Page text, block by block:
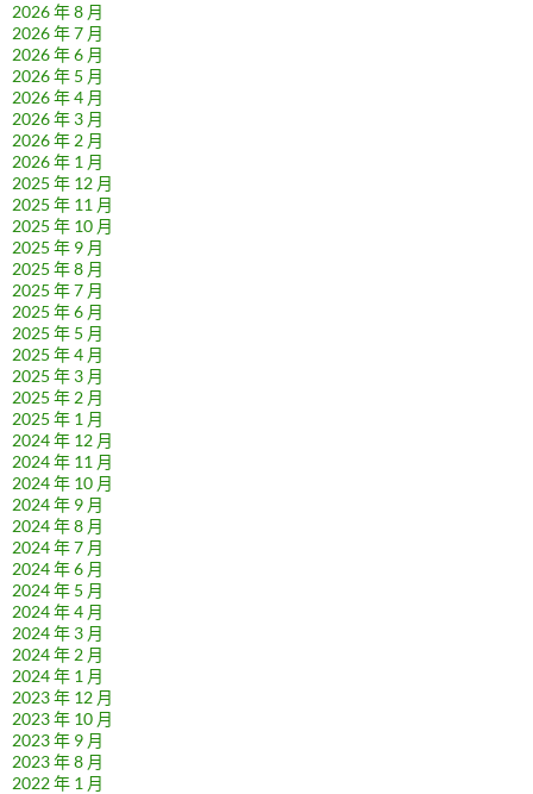
2026 年 8 月
2026 年 7 月
2026 年 6 月
2026 年 5 月
2026 年 4 月
2026 年 3 月
2026 年 2 月
2026 年 1 月
2025 年 12 月
2025 年 11 月
2025 年 10 月
2025 年 9 月
2025 年 8 月
2025 年 7 月
2025 年 6 月
2025 年 5 月
2025 年 4 月
2025 年 3 月
2025 年 2 月
2025 年 1 月
2024 年 12 月
2024 年 11 月
2024 年 10 月
2024 年 9 月
2024 年 8 月
2024 年 7 月
2024 年 6 月
2024 年 5 月
2024 年 4 月
2024 年 3 月
2024 年 2 月
2024 年 1 月
2023 年 12 月
2023 年 10 月
2023 年 9 月
2023 年 8 月
2022 年 1 月